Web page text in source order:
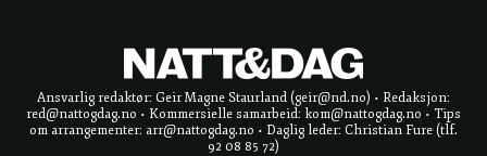
Ansvarlig redaktør: Geir Magne Staurland (geir@nd.no) • Redaksjon:
red@nattogdag.no • Kommersielle samarbeid: kom@nattogdag.no • Tips
om arrangementer: arr@nattogdag.no • Daglig leder: Christian Fure (tlf.
92 08 85 72)